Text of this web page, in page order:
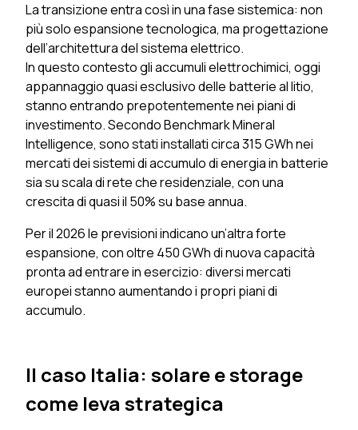
La transizione entra così in una fase sistemica: non
più solo espansione tecnologica, ma progettazione
dell’architettura del sistema elettrico.
In questo contesto gli accumuli elettrochimici, oggi
appannaggio quasi esclusivo delle batterie al litio,
stanno entrando prepotentemente nei piani di
investimento. Secondo Benchmark Mineral
Intelligence, sono stati installati circa 315 GWh nei
mercati dei sistemi di accumulo di energia in batterie
sia su scala di rete che residenziale, con una
crescita di quasi il 50% su base annua.
Per il 2026 le previsioni indicano un’altra forte
espansione, con oltre 450 GWh di nuova capacità
pronta ad entrare in esercizio: diversi mercati
europei stanno aumentando i propri piani di
accumulo.
Il caso Italia: solare e storage
come leva strategica